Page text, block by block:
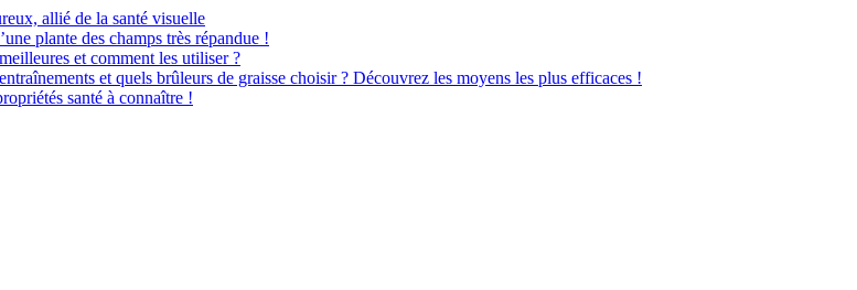
allié de la santé visuelle
plante des champs très répandue !
et comment les utiliser ?
et quels brûleurs de graisse choisir ? Découvrez les moyens les plus efficaces !
santé à connaître !